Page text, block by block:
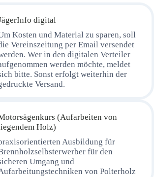
digital
Kosten und Material zu sparen, soll
Vereinszeitung per Email versendet
Wer in den digitalen Verteiler
werden möchte, meldet
bitte. Sonst erfolgt weiterhin der
Versand.
(Aufarbeiten von
Holz)
Ausbildung für
für den
Umgang und
von Polterholz